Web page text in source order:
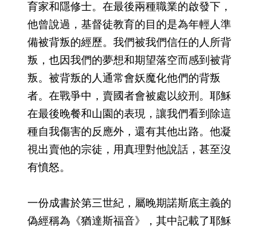
育家和隱修士。在最後兩種職業的啟發下，
他曾說過，基督徒教育的目的是為年輕人準
備被背叛的經歷。我們被我們信任的人所背
叛，也因我們的夢想和期望落空而感到被背
叛。被背叛的人通常會妖魔化他們的背叛
者。在戰爭中，賣國者會被處以絞刑。耶穌
在最後晚餐和山園的表現，讓我們看到除這
種自我傷害的反應外，還有其他出路。他凝
視出賣他的宗徒，用真理對他說話，甚至沒
有憤怒。
一份成書於第三世紀，屬晚期諾斯底主義的
偽經稱為《猶達斯福音》，其中記載了耶穌